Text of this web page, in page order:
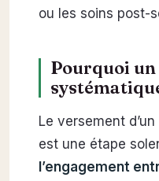
ou les soins post-
Pourquoi
Le versement
est une étape
l’engagement